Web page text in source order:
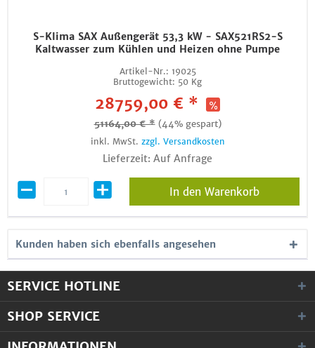
S-Klima SAX Außengerät 53,3 kW - SAX521RS2-S
Kaltwasser zum Kühlen und Heizen ohne Pumpe
Artikel-Nr.: 19025
Bruttogewicht: 50 Kg
28759,00 € *
51164,00 € * (44% gespart)
inkl. MwSt. zzgl. Versandkosten
Lieferzeit: Auf Anfrage
In den Warenkorb
Kunden haben sich ebenfalls angesehen
SERVICE HOTLINE
SHOP SERVICE